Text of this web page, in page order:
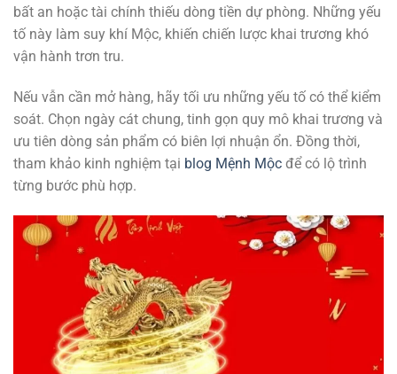
bất an hoặc tài chính thiếu dòng tiền dự phòng. Những yếu
tố này làm suy khí Mộc, khiến chiến lược khai trương khó
vận hành trơn tru.
Nếu vẫn cần mở hàng, hãy tối ưu những yếu tố có thể kiểm
soát. Chọn ngày cát chung, tinh gọn quy mô khai trương và
ưu tiên dòng sản phẩm có biên lợi nhuận ổn. Đồng thời,
tham khảo kinh nghiệm tại blog Mệnh Mộc để có lộ trình
từng bước phù hợp.